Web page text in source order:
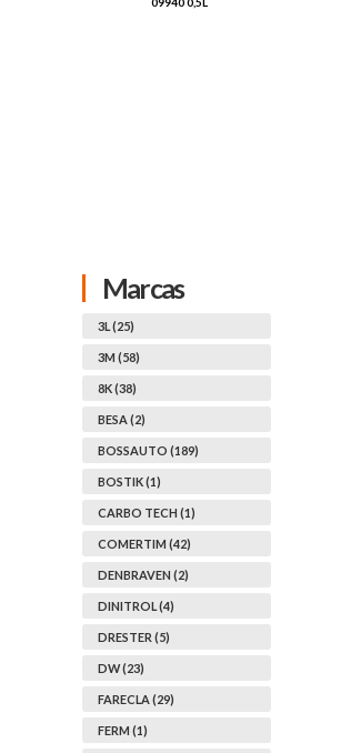
Marcas
3L (25)
3M (58)
8K (38)
BESA (2)
BOSSAUTO (189)
BOSTIK (1)
CARBO TECH (1)
COMERTIM (42)
DENBRAVEN (2)
DINITROL (4)
DRESTER (5)
DW (23)
FARECLA (29)
FERM (1)